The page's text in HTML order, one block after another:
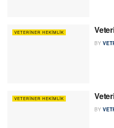
VETERINER HEKIMLIK
BY
VETERINER HEKIMLIK
BY